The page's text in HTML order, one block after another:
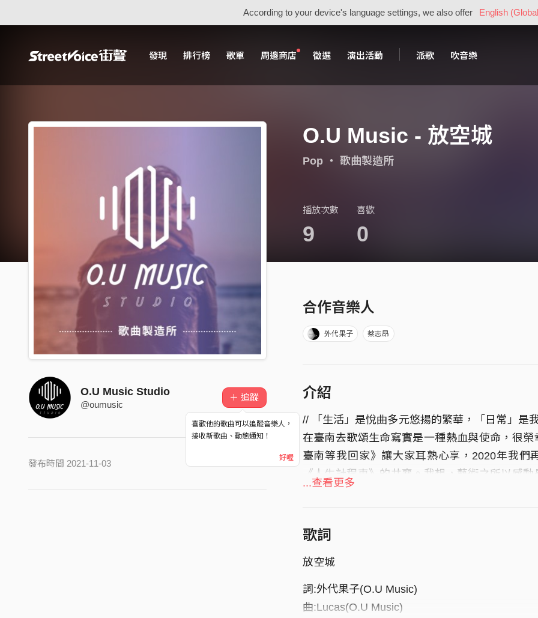
According to your device's language settings, we also offer English
發現 排行榜 歌單 周邊商店 徵選 演出活動 派歌 吹音樂
O.U Music - 放空城
Pop・ 歌曲製造所
播放次數
9
喜歡
0
O.U Music Studio
@oumusic
＋ 追蹤
喜歡他的歌曲可以追蹤音樂人，
接收新歌曲、動態通知！
好喔
發布時間 2021-11-03
合作音樂人
外代果子 蔡志昂
介紹
// 「生活」是悅曲多元悠揚的繁華，「日常」是
在臺南去歌頌生命寫實是一種熱血與使命，很
臺南等我回家》讓大家耳熟心享，2020年我
《人生計程車》的共襄。我想，藝術之所以感
年是相對超現實的一年，習以為常的日常，一
裡，不管你是誰，我們都在挑戰，今年我們寫
望，我記得小時候家裡的大人說過，越黑的夜，
...查看更多
歌詞
放空城
詞:外代果子(O.U Music)
曲:Lucas(O.U Music)